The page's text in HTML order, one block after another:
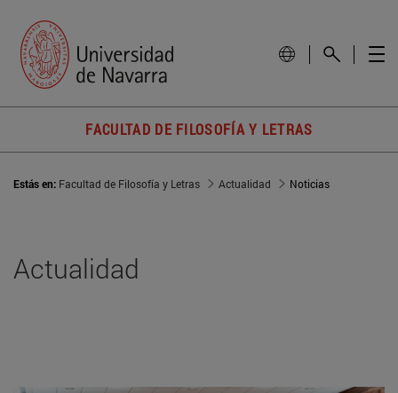
FACULTAD DE FILOSOFÍA Y LETRAS
Estás en: Facultad de Filosofía y Letras Actualidad Noticias
Actualidad